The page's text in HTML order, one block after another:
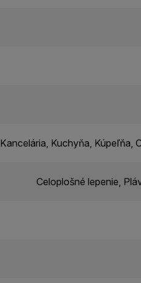
Kuchyňa, Kúpeľňa,
Celoplošné lepenie,